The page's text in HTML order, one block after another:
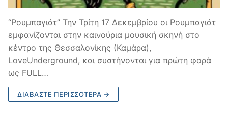
“Ρουμπαγιάτ” Την Τρίτη 17 Δεκεμβρίου οι Ρουμπαγιάτ
εμφανίζονται στην καινούρια μουσική σκηνή στο
κέντρο της Θεσσαλονίκης (Καμάρα),
LoveUnderground, και συστήνονται για πρώτη φορά
ως FULL…
ΔΙΑΒΆΣΤΕ ΠΕΡΙΣΣΌΤΕΡΑ →